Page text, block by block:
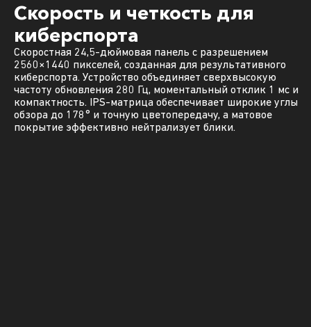
Скорость и четкость для
киберспорта
Скоростная 24,5-дюймовая панель с разрешением
2560×1440 пикселей, созданная для результативного
киберспорта. Устройство объединяет сверхвысокую
частоту обновления 280 Гц, моментальный отклик 1 мс и
компактность. IPS-матрица обеспечивает широкие углы
обзора до 178° и точную цветопередачу, а матовое
покрытие эффективно нейтрализует блики.